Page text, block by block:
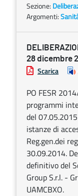
Sezione:
Argomenti:
28 dicembre
Scarica
PO FESR
programmi
del
istanze di
Reg.gen.dei
30.09.2014.
definitivo del
Group S.r.l. -
UAMCBXO.